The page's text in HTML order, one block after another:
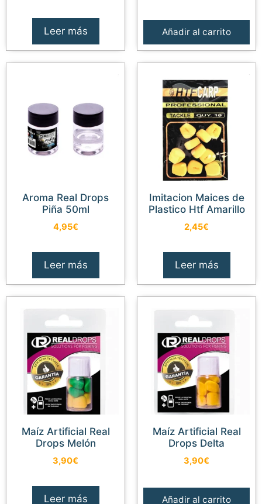
Leer más Añadir al carrito
Aroma Real Drops
Piña 50ml
4,95€
Leer más
Imitacion Maices de
Plastico Htf Amarillo
2,45€
Leer más
Maíz Artificial Real
Drops Melón
3,90€
Leer más
Maíz Artificial Real
Drops Delta
3,90€
Añadir al carrito